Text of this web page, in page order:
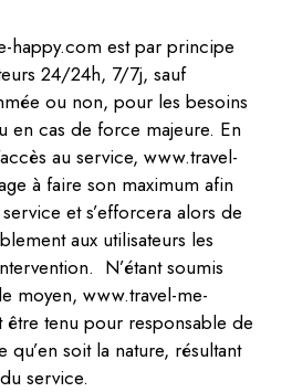
happy.com est par principe
24/24h, 7/7j, sauf
ou non, pour les besoins
en cas de force majeure. En
au service, www.travel-
à faire son maximum afin
et s’efforcera alors de
aux utilisateurs les
N’étant soumis
moyen, www.travel-me-
être tenu pour responsable de
soit la nature, résultant
service.